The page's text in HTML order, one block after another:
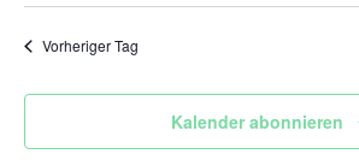
Vorheriger Tag
Kalender abonnieren